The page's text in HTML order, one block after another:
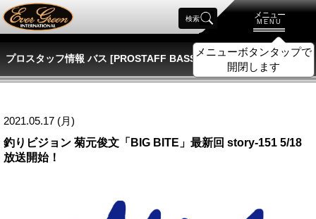
メニュー
MENU
メニューボタンタップで
開閉します
検索
プロスタッフ情報 バス [PROSTAFF BASS]
2021.05.17 (月)
釣りビジョン 菊元俊文「BIG BITE」最新回 story-151 5/18
放送開始！